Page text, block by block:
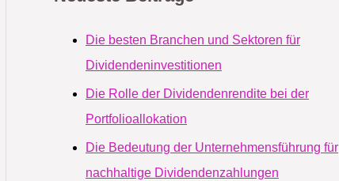
Die besten Branchen und Sektoren für
Dividendeninvestitionen
Die Rolle der Dividendenrendite bei der
Portfolioallokation
Die Bedeutung der Unternehmensführung für
nachhaltige Dividendenzahlungen